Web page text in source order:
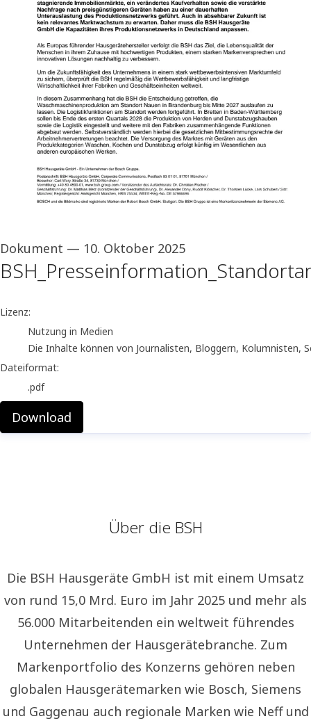
Dokument — 10. Oktober 2025
go to media item
Lizenz:
Nutzung in Medien
Die Inhalte können von Journalisten, Bloggern, Kolumnisten,
Dateiformat:
.pdf
Download
Über die BSH
Die BSH Hausgeräte GmbH ist mit einem Umsatz
von rund 15,0 Mrd. Euro im Jahr 2025 und mehr als
56.000 Mitarbeitenden ein weltweit führendes
Unternehmen der Hausgerätebranche. Zum
Markenportfolio des Konzerns gehören neben
globalen Hausgerätemarken wie Bosch, Siemens
und Gaggenau auch regionale Marken wie Neff und